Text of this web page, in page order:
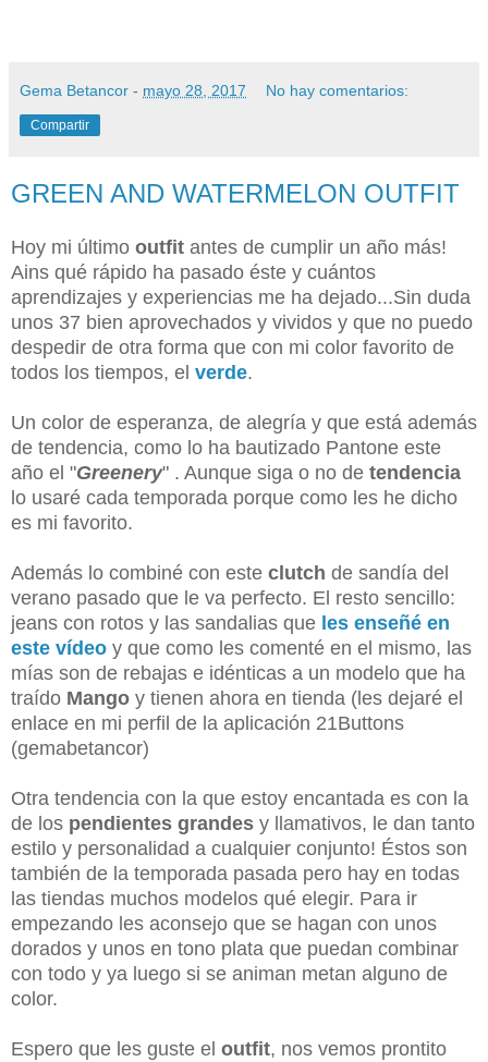
Gema Betancor - mayo 28, 2017 No hay comentarios:
Compartir
GREEN AND WATERMELON OUTFIT
Hoy mi último outfit antes de cumplir un año más!
Ains qué rápido ha pasado éste y cuántos
aprendizajes y experiencias me ha dejado...Sin duda
unos 37 bien aprovechados y vividos y que no puedo
despedir de otra forma que con mi color favorito de
todos los tiempos, el verde.
Un color de esperanza, de alegría y que está además
de tendencia, como lo ha bautizado Pantone este
año el "Greenery" . Aunque siga o no de tendencia
lo usaré cada temporada porque como les he dicho
es mi favorito.
Además lo combiné con este clutch de sandía del
verano pasado que le va perfecto. El resto sencillo:
jeans con rotos y las sandalias que les enseñé en
este vídeo y que como les comenté en el mismo, las
mías son de rebajas e idénticas a un modelo que ha
traído Mango y tienen ahora en tienda (les dejaré el
enlace en mi perfil de la aplicación 21Buttons
(gemabetancor)
Otra tendencia con la que estoy encantada es con la
de los pendientes grandes y llamativos, le dan tanto
estilo y personalidad a cualquier conjunto! Éstos son
también de la temporada pasada pero hay en todas
las tiendas muchos modelos qué elegir. Para ir
empezando les aconsejo que se hagan con unos
dorados y unos en tono plata que puedan combinar
con todo y ya luego si se animan metan alguno de
color.
Espero que les guste el outfit, nos vemos prontito